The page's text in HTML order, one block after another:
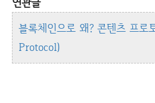
블록체인으로 왜? 콘텐츠 프로
Protocol)